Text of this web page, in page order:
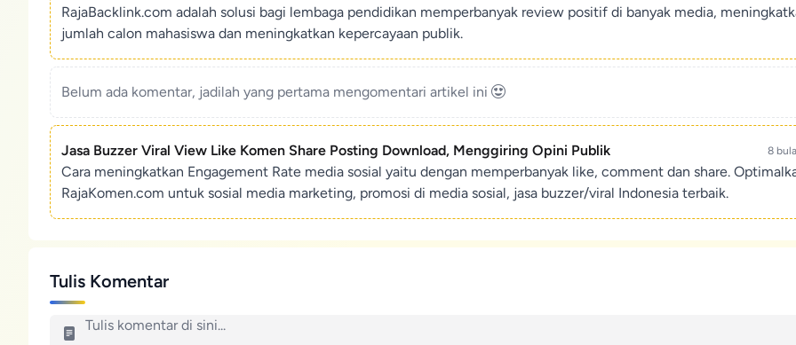
RajaBacklink.com adalah solusi bagi lembaga pendidikan memperbanyak review positif di banyak media,
jumlah calon mahasiswa dan meningkatkan kepercayaan publik.
Belum ada komentar, jadilah yang pertama mengomentari artikel ini
Jasa Buzzer Viral View Like Komen Share Posting Download, Menggiring Opini Publik 8
Cara meningkatkan Engagement Rate media sosial yaitu dengan memperbanyak like, comment dan share.
RajaKomen.com untuk sosial media marketing, promosi di media sosial, jasa buzzer/viral Indonesia terbaik.
Tulis Komentar